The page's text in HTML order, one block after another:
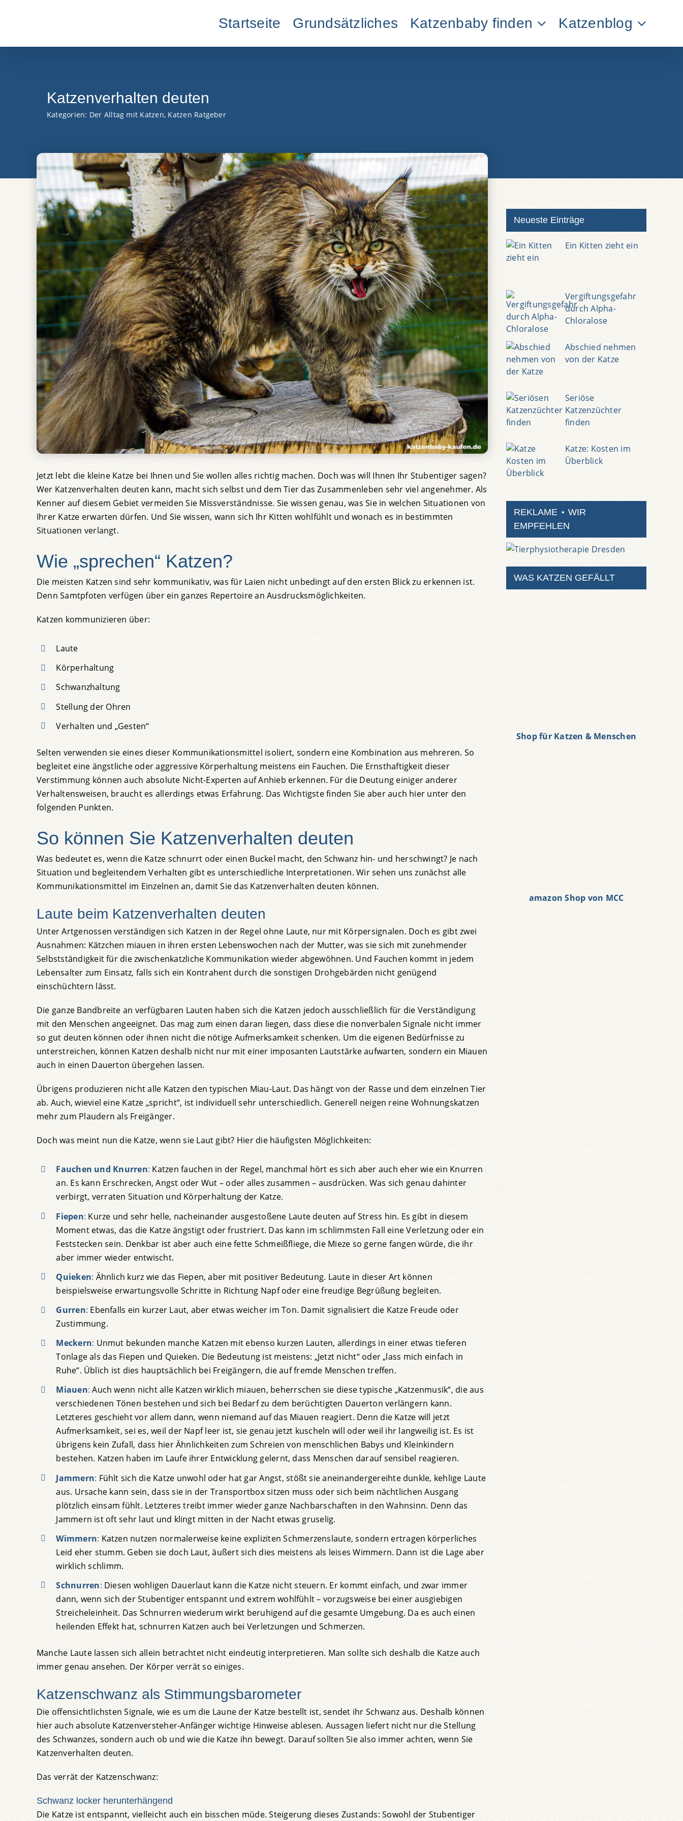
Startseite Grundsätzliches Katzenbaby finden Katzenblog
Katzenverhalten deuten
Kategorien: Der Alltag mit Katzen, Katzen Ratgeber
Jetzt lebt die kleine Katze bei Ihnen und Sie wollen alles richtig machen. Doch was will Ihnen Ihr Stubentiger sagen?
Wer Katzenverhalten deuten kann, macht sich selbst und dem Tier das Zusammenleben sehr viel angenehmer. Als
Kenner auf diesem Gebiet vermeiden Sie Missverständnisse. Sie wissen genau, was Sie in welchen Situationen von
Ihrer Katze erwarten dürfen. Und Sie wissen, wann sich Ihr Kitten wohlfühlt und wonach es in bestimmten
Situationen verlangt.
Wie „sprechen“ Katzen?
Die meisten Katzen sind sehr kommunikativ, was für Laien nicht unbedingt auf den ersten Blick zu erkennen ist.
Denn Samtpfoten verfügen über ein ganzes Repertoire an Ausdrucksmöglichkeiten.
Katzen kommunizieren über:
Laute
Körperhaltung
Schwanzhaltung
Stellung der Ohren
Verhalten und „Gesten“
Selten verwenden sie eines dieser Kommunikationsmittel isoliert, sondern eine Kombination aus mehreren. So
begleitet eine ängstliche oder aggressive Körperhaltung meistens ein Fauchen. Die Ernsthaftigkeit dieser
Verstimmung können auch absolute Nicht-Experten auf Anhieb erkennen. Für die Deutung einiger anderer
Verhaltensweisen, braucht es allerdings etwas Erfahrung. Das Wichtigste finden Sie aber auch hier unter den
folgenden Punkten.
So können Sie Katzenverhalten deuten
Was bedeutet es, wenn die Katze schnurrt oder einen Buckel macht, den Schwanz hin- und herschwingt? Je nach
Situation und begleitendem Verhalten gibt es unterschiedliche Interpretationen. Wir sehen uns zunächst alle
Kommunikationsmittel im Einzelnen an, damit Sie das Katzenverhalten deuten können.
Laute beim Katzenverhalten deuten
Unter Artgenossen verständigen sich Katzen in der Regel ohne Laute, nur mit Körpersignalen. Doch es gibt zwei
Ausnahmen: Kätzchen miauen in ihren ersten Lebenswochen nach der Mutter, was sie sich mit zunehmender
Selbstständigkeit für die zwischenkatzliche Kommunikation wieder abgewöhnen. Und Fauchen kommt in jedem
Lebensalter zum Einsatz, falls sich ein Kontrahent durch die sonstigen Drohgebärden nicht genügend
einschüchtern lässt.
Die ganze Bandbreite an verfügbaren Lauten haben sich die Katzen jedoch ausschließlich für die Verständigung
mit den Menschen angeeignet. Das mag zum einen daran liegen, dass diese die nonverbalen Signale nicht immer
so gut deuten können oder ihnen nicht die nötige Aufmerksamkeit schenken. Um die eigenen Bedürfnisse zu
unterstreichen, können Katzen deshalb nicht nur mit einer imposanten Lautstärke aufwarten, sondern ein Miauen
auch in einen Dauerton übergehen lassen.
Übrigens produzieren nicht alle Katzen den typischen Miau-Laut. Das hängt von der Rasse und dem einzelnen Tier
ab. Auch, wieviel eine Katze „spricht“, ist individuell sehr unterschiedlich. Generell neigen reine Wohnungskatzen
mehr zum Plaudern als Freigänger.
Doch was meint nun die Katze, wenn sie Laut gibt? Hier die häufigsten Möglichkeiten:
Fauchen und Knurren: Katzen fauchen in der Regel, manchmal hört es sich aber auch eher wie ein Knurren
an. Es kann Erschrecken, Angst oder Wut – oder alles zusammen – ausdrücken. Was sich genau dahinter
verbirgt, verraten Situation und Körperhaltung der Katze.
Fiepen: Kurze und sehr helle, nacheinander ausgestoßene Laute deuten auf Stress hin. Es gibt in diesem
Moment etwas, das die Katze ängstigt oder frustriert. Das kann im schlimmsten Fall eine Verletzung oder ein
Feststecken sein. Denkbar ist aber auch eine fette Schmeißfliege, die Mieze so gerne fangen würde, die ihr
aber immer wieder entwischt.
Quieken: Ähnlich kurz wie das Fiepen, aber mit positiver Bedeutung. Laute in dieser Art können
beispielsweise erwartungsvolle Schritte in Richtung Napf oder eine freudige Begrüßung begleiten.
Gurren: Ebenfalls ein kurzer Laut, aber etwas weicher im Ton. Damit signalisiert die Katze Freude oder
Zustimmung.
Meckern: Unmut bekunden manche Katzen mit ebenso kurzen Lauten, allerdings in einer etwas tieferen
Tonlage als das Fiepen und Quieken. Die Bedeutung ist meistens: „Jetzt nicht“ oder „lass mich einfach in
Ruhe“. Üblich ist dies hauptsächlich bei Freigängern, die auf fremde Menschen treffen.
Miauen: Auch wenn nicht alle Katzen wirklich miauen, beherrschen sie diese typische „Katzenmusik“, die aus
verschiedenen Tönen bestehen und sich bei Bedarf zu dem berüchtigten Dauerton verlängern kann.
Letzteres geschieht vor allem dann, wenn niemand auf das Miauen reagiert. Denn die Katze will jetzt
Aufmerksamkeit, sei es, weil der Napf leer ist, sie genau jetzt kuscheln will oder weil ihr langweilig ist. Es ist
übrigens kein Zufall, dass hier Ähnlichkeiten zum Schreien von menschlichen Babys und Kleinkindern
bestehen. Katzen haben im Laufe ihrer Entwicklung gelernt, dass Menschen darauf sensibel reagieren.
Jammern: Fühlt sich die Katze unwohl oder hat gar Angst, stößt sie aneinandergereihte dunkle, kehlige Laute
aus. Ursache kann sein, dass sie in der Transportbox sitzen muss oder sich beim nächtlichen Ausgang
plötzlich einsam fühlt. Letzteres treibt immer wieder ganze Nachbarschaften in den Wahnsinn. Denn das
Jammern ist oft sehr laut und klingt mitten in der Nacht etwas gruselig.
Wimmern: Katzen nutzen normalerweise keine expliziten Schmerzenslaute, sondern ertragen körperliches
Leid eher stumm. Geben sie doch Laut, äußert sich dies meistens als leises Wimmern. Dann ist die Lage aber
wirklich schlimm.
Schnurren: Diesen wohligen Dauerlaut kann die Katze nicht steuern. Er kommt einfach, und zwar immer
dann, wenn sich der Stubentiger entspannt und extrem wohlfühlt – vorzugsweise bei einer ausgiebigen
Streicheleinheit. Das Schnurren wiederum wirkt beruhigend auf die gesamte Umgebung. Da es auch einen
heilenden Effekt hat, schnurren Katzen auch bei Verletzungen und Schmerzen.
Manche Laute lassen sich allein betrachtet nicht eindeutig interpretieren. Man sollte sich deshalb die Katze auch
immer genau ansehen. Der Körper verrät so einiges.
Katzenschwanz als Stimmungsbarometer
Die offensichtlichsten Signale, wie es um die Laune der Katze bestellt ist, sendet ihr Schwanz aus. Deshalb können
hier auch absolute Katzenversteher-Anfänger wichtige Hinweise ablesen. Aussagen liefert nicht nur die Stellung
des Schwanzes, sondern auch ob und wie die Katze ihn bewegt. Darauf sollten Sie also immer achten, wenn Sie
Katzenverhalten deuten.
Das verrät der Katzenschwanz:
Schwanz locker herunterhängend
Die Katze ist entspannt, vielleicht auch ein bisschen müde. Steigerung dieses Zustands: Sowohl der Stubentiger
Neueste Einträge
Ein Kitten zieht ein
Vergiftungsgefahr
durch Alpha-
Chloralose
Abschied nehmen
von der Katze
Seriöse
Katzenzüchter
finden
Katze: Kosten im
Überblick
REKLAME ⋆ WIR
EMPFEHLEN
WAS KATZEN GEFÄLLT
Shop für Katzen & Menschen
amazon Shop von MCC